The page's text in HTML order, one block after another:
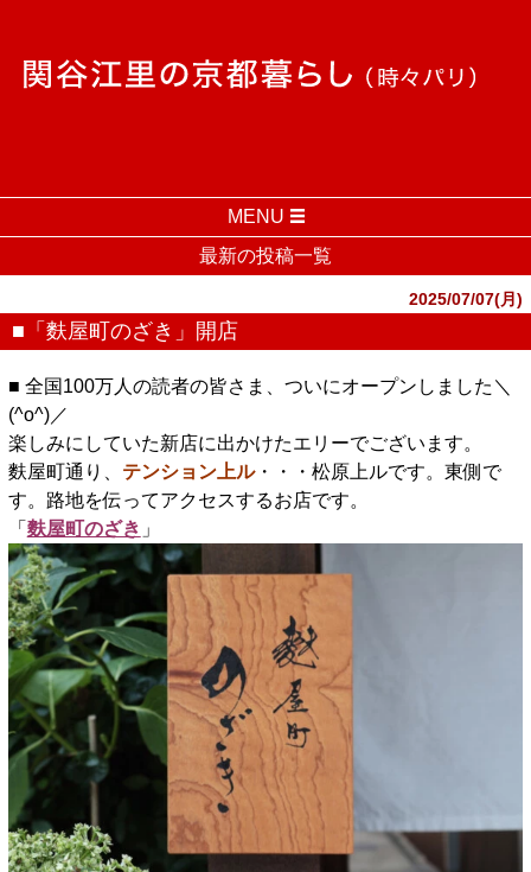
MENU
最新の投稿一覧
2025/07/07(月)
■「麩屋町のざき」開店
■ 全国100万人の読者の皆さま、ついにオープンしました＼
(^o^)／
楽しみにしていた新店に出かけたエリーでございます。
麩屋町通り、 テンション上ル・・・松原上ルです。東側で
す。路地を伝ってアクセスするお店です。
「 麩屋町のざき 」